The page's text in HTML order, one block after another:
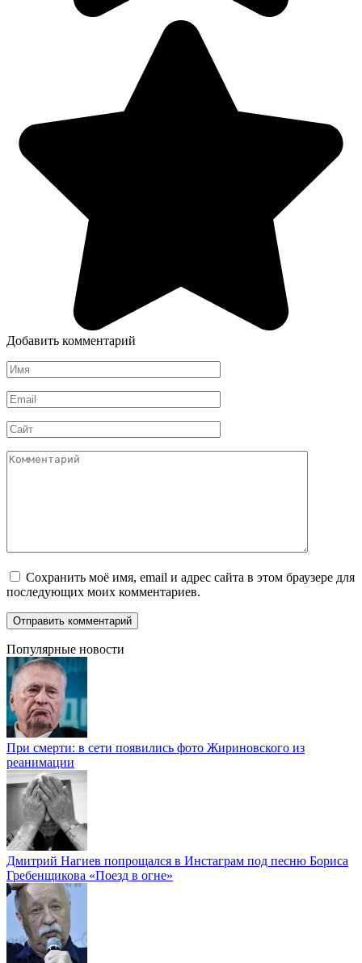
Добавить комментарий
Имя
*
Email
*
Сайт
Комментарий
Сохранить моё имя, email и адрес сайта в этом браузере для
последующих моих комментариев.
Популярные новости
При смерти: в сети появились фото Жириновского из
реанимации
Дмитрий Нагиев попрощался в Инстаграм под песню Бориса
Гребенщикова «Поезд в огне»